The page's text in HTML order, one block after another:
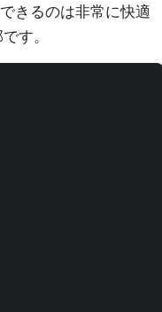
きるのは非常に快適
す。